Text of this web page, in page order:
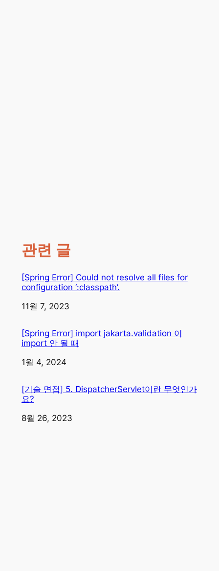
관련 글
[Spring Error] Could not resolve all files for
configuration ‘:classpath’.
일자
11월 7, 2023
[Spring Error] import jakarta.validation 이
import 안 될 때
일자
1월 4, 2024
[기술 면접] 5. DispatcherServlet이란 무엇인가
요?
일자
8월 26, 2023